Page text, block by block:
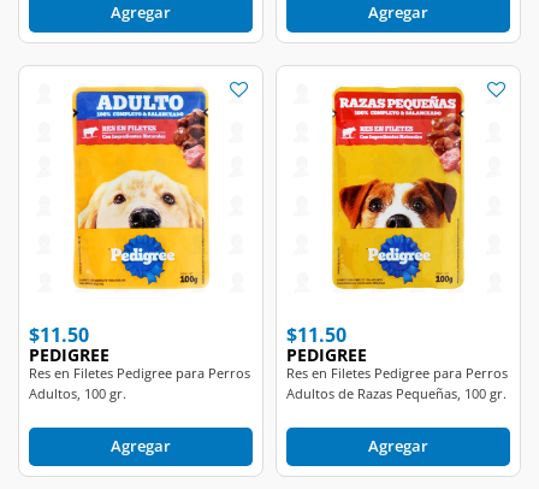
Agregar Agregar
$11.50
PEDIGREE
Res en Filetes Pedigree para Perros
Adultos, 100 gr.
Agregar
$11.50
PEDIGREE
Res en Filetes Pedigree para Perros
Adultos de Razas Pequeñas, 100 gr.
Agregar